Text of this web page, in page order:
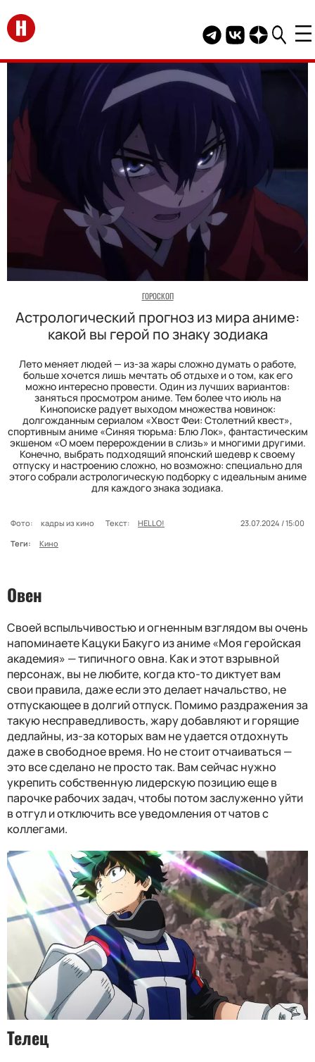
Перейти на главную
Telegram канал
Группа HELLO
Канал
ГОРОСКОП
Астрологический прогноз из мира аниме:
какой вы герой по знаку зодиака
Лето меняет людей — из-за жары сложно думать о работе,
больше хочется лишь мечтать об отдыхе и о том, как его
можно интересно провести. Один из лучших вариантов:
заняться просмотром аниме. Тем более что июль на
Кинопоиске радует выходом множества новинок:
долгожданным сериалом «Хвост Феи: Столетний квест»,
спортивным аниме «Синяя тюрьма: Блю Лок», фантастическим
экшеном «О моем перерождении в слизь» и многими другими.
Конечно, выбрать подходящий японский шедевр к своему
отпуску и настроению сложно, но возможно: специально для
этого собрали астрологическую подборку с идеальным аниме
для каждого знака зодиака.
Фото: кадры из кино Текст: HELLO!
23.07.2024 / 15:00
Теги:
Кино
Овен
Своей вспыльчивостью и огненным взглядом вы очень
напоминаете Кацуки Бакуго из аниме «Моя геройская
академия» — типичного овна. Как и этот взрывной
персонаж, вы не любите, когда кто-то диктует вам
свои правила, даже если это делает начальство, не
отпускающее в долгий отпуск. Помимо раздражения за
такую несправедливость, жару добавляют и горящие
дедлайны, из-за которых вам не удается отдохнуть
даже в свободное время. Но не стоит отчаиваться —
это все сделано не просто так. Вам сейчас нужно
укрепить собственную лидерскую позицию еще в
парочке рабочих задач, чтобы потом заслуженно уйти
в отгул и отключить все уведомления от чатов с
коллегами.
Телец